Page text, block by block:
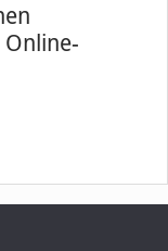
Online-